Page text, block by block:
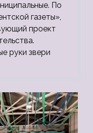
По
газеты»,
проект
руки звери